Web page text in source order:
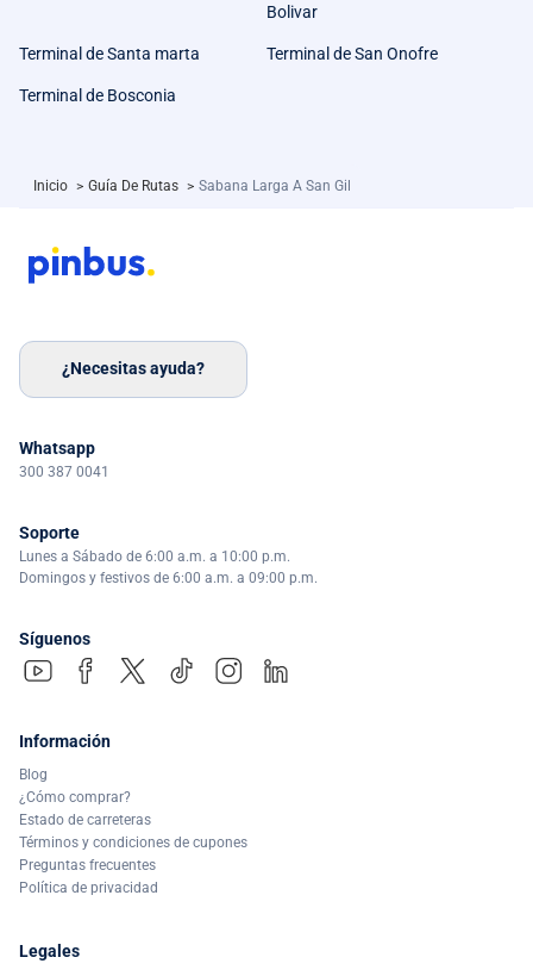
Bolivar
Terminal de Santa marta Terminal de San Onofre
Terminal de Bosconia
Inicio > Guía De Rutas > Sabana Larga A San Gil
¿Necesitas ayuda?
Whatsapp
300 387 0041
Soporte
Lunes a Sábado de 6:00 a.m. a 10:00 p.m.
Domingos y festivos de 6:00 a.m. a 09:00 p.m.
Síguenos
Información
Blog
¿Cómo comprar?
Estado de carreteras
Términos y condiciones de cupones
Preguntas frecuentes
Política de privacidad
Legales